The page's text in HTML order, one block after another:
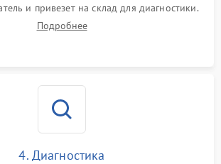
и привезет на склад для диагностики.
Подробнее
4. Диагностика